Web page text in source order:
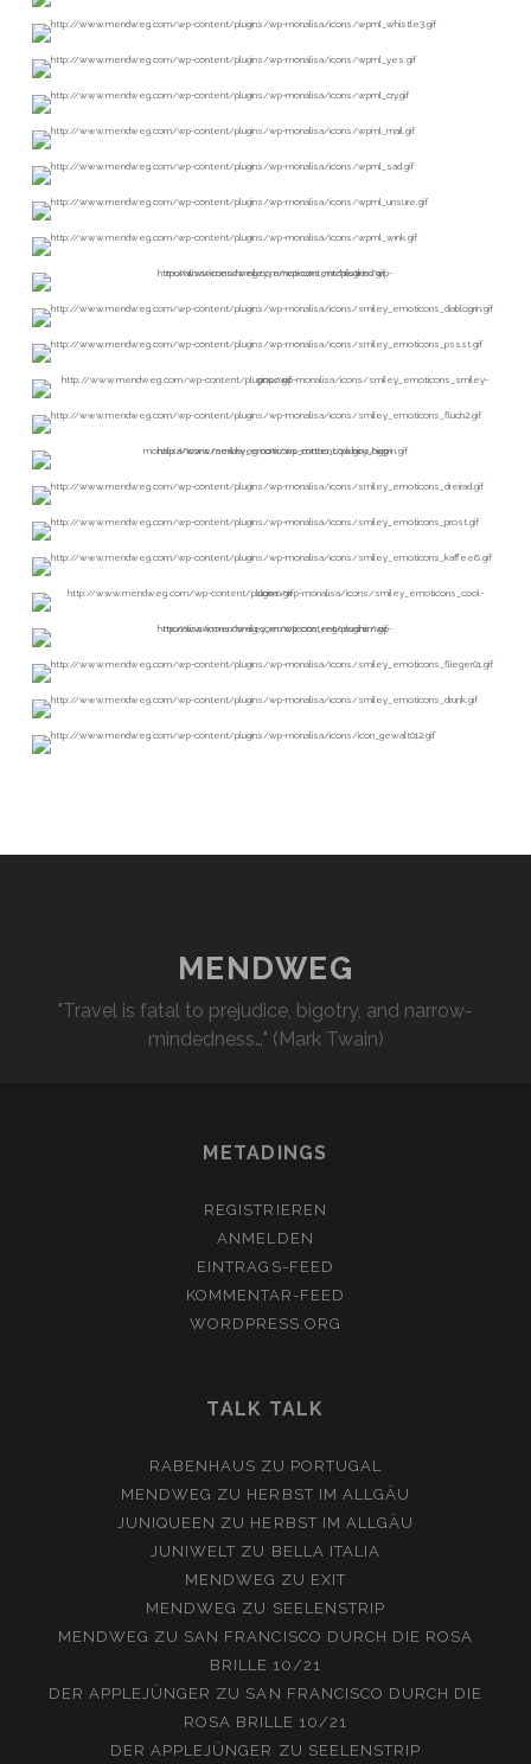
MENDWEG
"Travel is fatal to prejudice, bigotry, and narrow-
mindedness…" (Mark Twain)
METADINGS
REGISTRIEREN
ANMELDEN
EINTRAGS-FEED
KOMMENTAR-FEED
WORDPRESS.ORG
TALK TALK
RABENHAUS ZU PORTUGAL
MENDWEG ZU HERBST IM ALLGÄU
JUNIQUEEN ZU HERBST IM ALLGÄU
JUNIWELT ZU BELLA ITALIA
MENDWEG ZU EXIT
MENDWEG ZU SEELENSTRIP
MENDWEG ZU SAN FRANCISCO DURCH DIE ROSA
BRILLE 10/21
DER APPLEJÜNGER ZU SAN FRANCISCO DURCH DIE
ROSA BRILLE 10/21
DER APPLEJÜNGER ZU SEELENSTRIP